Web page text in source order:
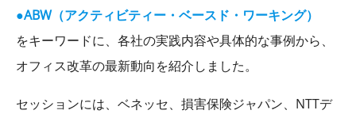
●ABW（アクティビティー・ベースド・ワーキング）
をキーワードに、各社の実践内容や具体的な事例から、
オフィス改革の最新動向を紹介しました。
セッションには、ベネッセ、損害保険ジャパン、NTTデ